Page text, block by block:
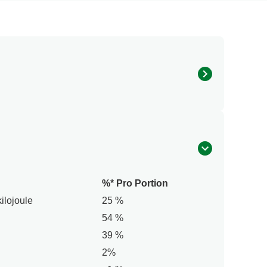
%* Pro Portion
25 %
54 %
39 %
2%